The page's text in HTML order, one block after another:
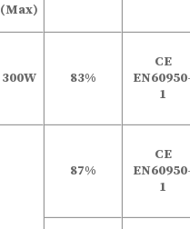
(Max)
300W 83%
CE
1
87%
CE
1